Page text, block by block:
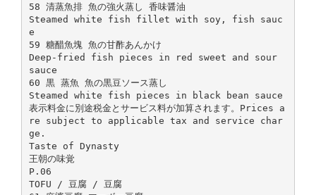
58 清蒸魚排 魚の強火蒸し 香味醤油
Steamed white fish fillet with soy, fish sauc
e
59 糖醋魚塊 魚の甘酢あんかけ
Deep-fried fish pieces in red sweet and sour
sauce
60 黒 蒸魚 魚の黒豆ソース蒸し
Steamed white fish pieces in black bean sauce
表示料金に別途税金とサービス料が加算されます。Prices a
re subject to applicable tax and service char
ge.
Taste of Dynasty
王朝の味覚
P.06
TOFU / 豆腐 / 豆腐